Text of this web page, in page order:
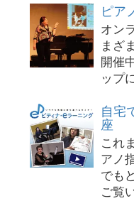
ピア
オン
まざ
開催
ップ
自宅
座
これ
アノ
でも
ご覧